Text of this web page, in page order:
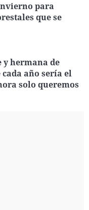
para
que se
y hermana de
cada año sería el
solo queremos